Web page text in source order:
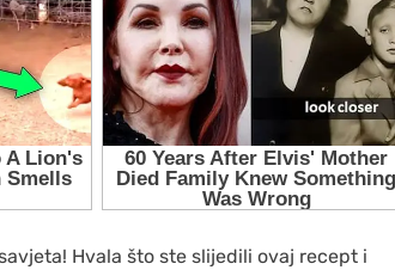
Hvala što ste slijedili ovaj recept i